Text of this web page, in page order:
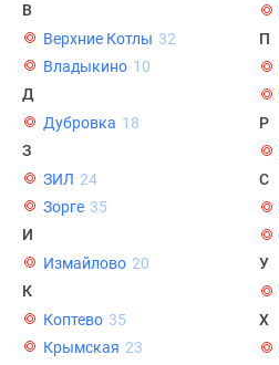
Панорамы
новостроек
Видеообзор
новостроек
Экспертиза
новостроек
Экология
Москвы
Подмосковья
комнатные
В
Верхние Котлы 32
Владыкино 10
Д
Дубровка 18
З
ЗИЛ 24
Зорге 35
И
Измайлово 20
К
Коптево 35
Крымская 23
П
Р
С
У
Х